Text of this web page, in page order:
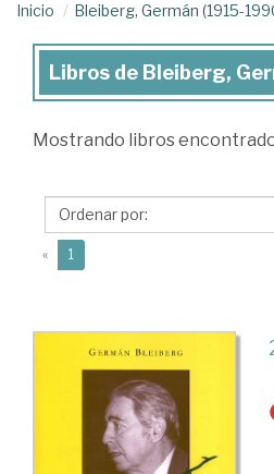
Inicio Bleiberg, Germán (1915-
Libros
Bleiberg,
(1915-
1990)
Libros de Bleiberg,
Mostrando libros
« 1